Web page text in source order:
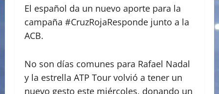
El español da un nuevo aporte para la
campaña #CruzRojaResponde junto a la
ACB.
No son días comunes para Rafael Nadal
y la estrella ATP Tour volvió a tener un
nuevo gesto este miércoles, donando un